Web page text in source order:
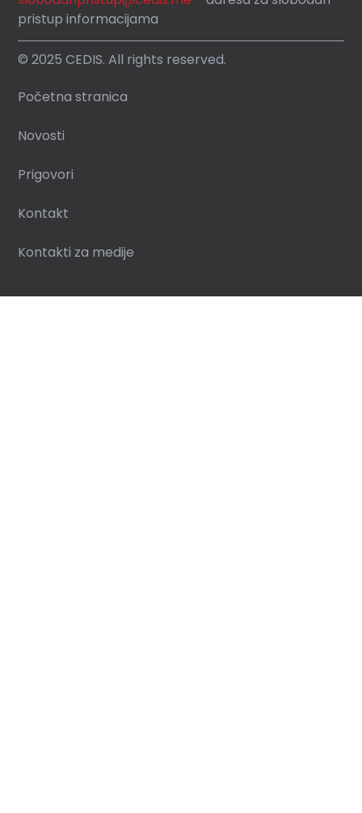
pristup informacijama
© 2025 CEDIS. All rights reserved.
Početna stranica
Novosti
Prigovori
Kontakt
Kontakti za medije